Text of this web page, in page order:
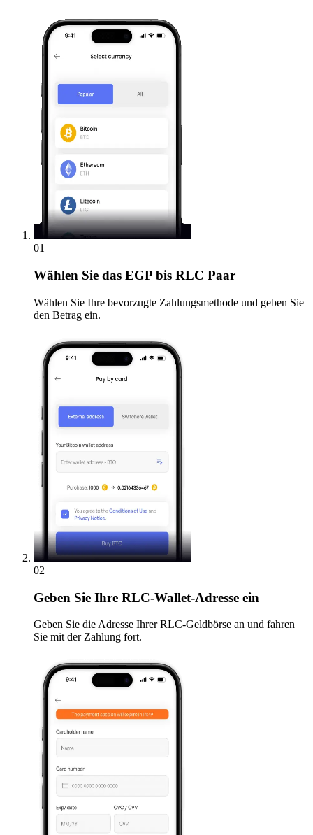
01
Wählen Sie das EGP bis RLC Paar
Wählen Sie Ihre bevorzugte Zahlungsmethode und geben Sie
den Betrag ein.
02
Geben Sie Ihre RLC-Wallet-Adresse ein
Geben Sie die Adresse Ihrer RLC-Geldbörse an und fahren
Sie mit der Zahlung fort.